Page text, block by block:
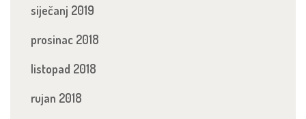
siječanj 2019
prosinac 2018
listopad 2018
rujan 2018